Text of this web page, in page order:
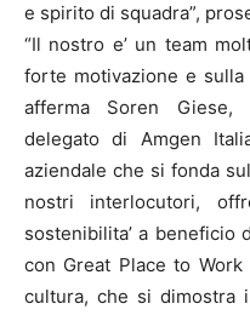
e spirito di squadra”,
“Il nostro e’ un team
forte motivazione e sulla
afferma Soren Giese,
delegato di Amgen
aziendale che si fonda
nostri interlocutori,
sostenibilita’ a beneficio
con Great Place to
cultura, che si dimostra